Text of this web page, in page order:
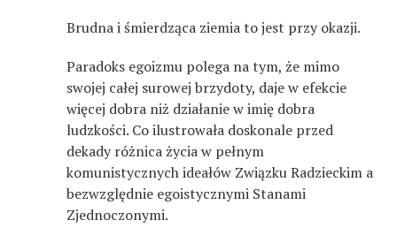
Brudna i śmierdząca ziemia to jest przy okazji.
Paradoks egoizmu polega na tym, że mimo
swojej całej surowej brzydoty, daje w efekcie
więcej dobra niż działanie w imię dobra
ludzkości. Co ilustrowała doskonale przed
dekady różnica życia w pełnym
komunistycznych ideałów Związku Radzieckim a
bezwzględnie egoistycznymi Stanami
Zjednoczonymi.